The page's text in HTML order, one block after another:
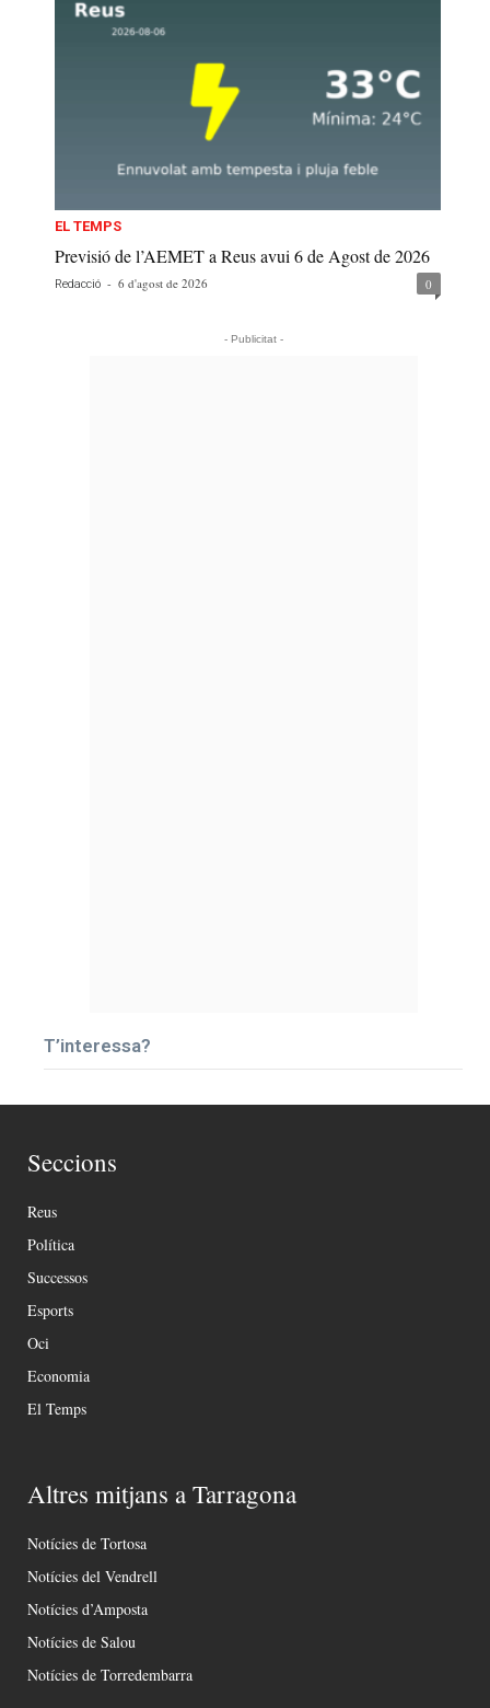
EL TEMPS
Previsió de l’AEMET a Reus avui 6 de Agost de 2026
Redacció - 6 d'agost de 2026 0
- Publicitat -
T’interessa?
Seccions
Reus
Política
Successos
Esports
Oci
Economia
El Temps
Altres mitjans a Tarragona
Notícies de Tortosa
Notícies del Vendrell
Notícies d’Amposta
Notícies de Salou
Notícies de Torredembarra